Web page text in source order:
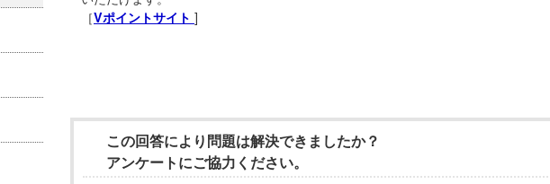
［Vポイントサイト ]
この回答により問題は解決できましたか？
アンケートにご協力ください。